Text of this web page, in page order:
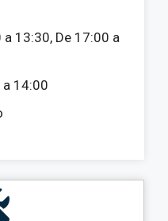
a 13:30, De 17:00 a
a 14:00